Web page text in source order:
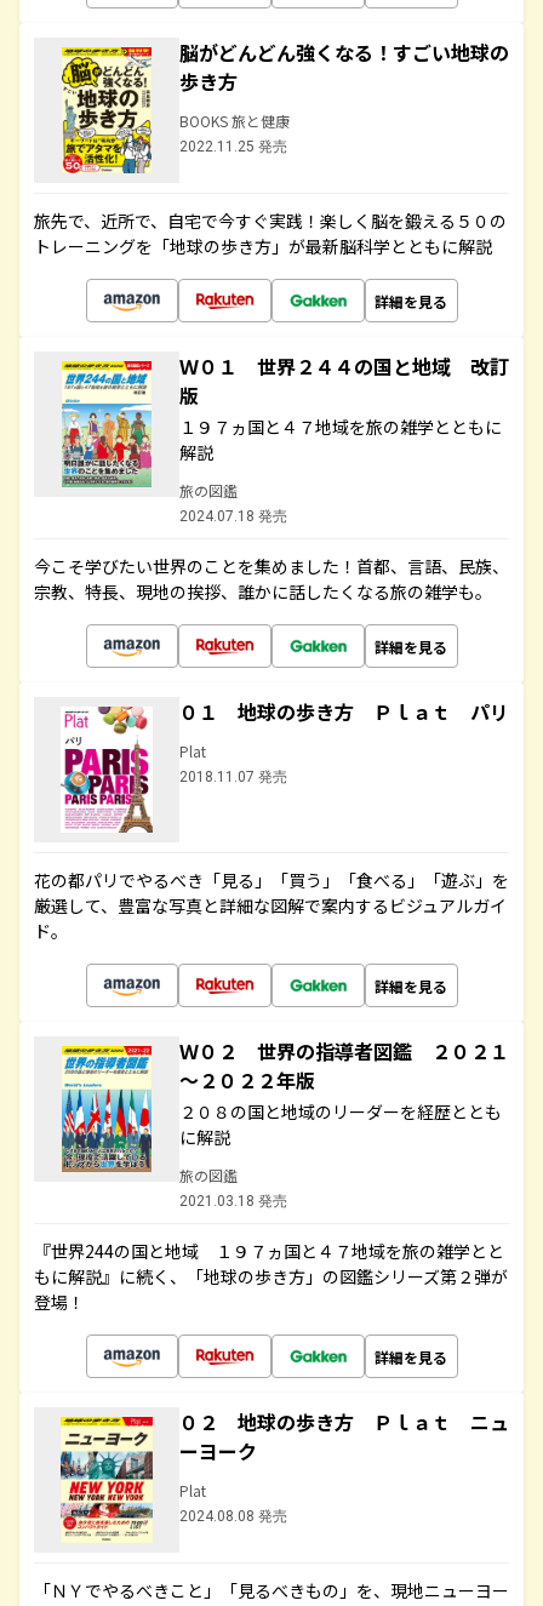
脳がどんどん強くなる！すごい地球の
歩き方
BOOKS 旅と健康
2022.11.25 発売
旅先で、近所で、自宅で今すぐ実践！楽しく脳を鍛える５０の
トレーニングを「地球の歩き方」が最新脳科学とともに解説
詳細を見る
Ｗ０１ 世界２４４の国と地域 改訂
版
１９７ヵ国と４７地域を旅の雑学とともに
解説
旅の図鑑
2024.07.18 発売
今こそ学びたい世界のことを集めました！首都、言語、民族、
宗教、特長、現地の挨拶、誰かに話したくなる旅の雑学も。
詳細を見る
０１ 地球の歩き方 Ｐｌａｔ パリ
Plat
2018.11.07 発売
花の都パリでやるべき「見る」「買う」「食べる」「遊ぶ」を
厳選して、豊富な写真と詳細な図解で案内するビジュアルガイ
ド。
詳細を見る
Ｗ０２ 世界の指導者図鑑 ２０２１
～２０２２年版
２０８の国と地域のリーダーを経歴ととも
に解説
旅の図鑑
2021.03.18 発売
『世界244の国と地域 １９７ヵ国と４７地域を旅の雑学とと
もに解説』に続く、「地球の歩き方」の図鑑シリーズ第２弾が
登場！
詳細を見る
０２ 地球の歩き方 Ｐｌａｔ ニュ
ーヨーク
Plat
2024.08.08 発売
「ＮＹでやるべきこと」「見るべきもの」を、現地ニューヨー